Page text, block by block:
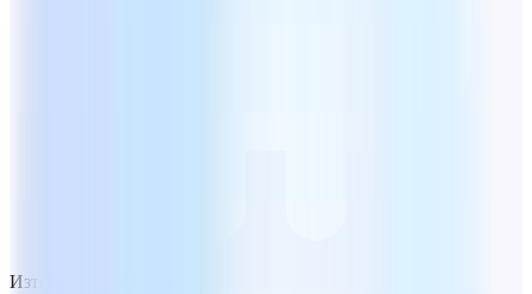
Изтеглете безплатно